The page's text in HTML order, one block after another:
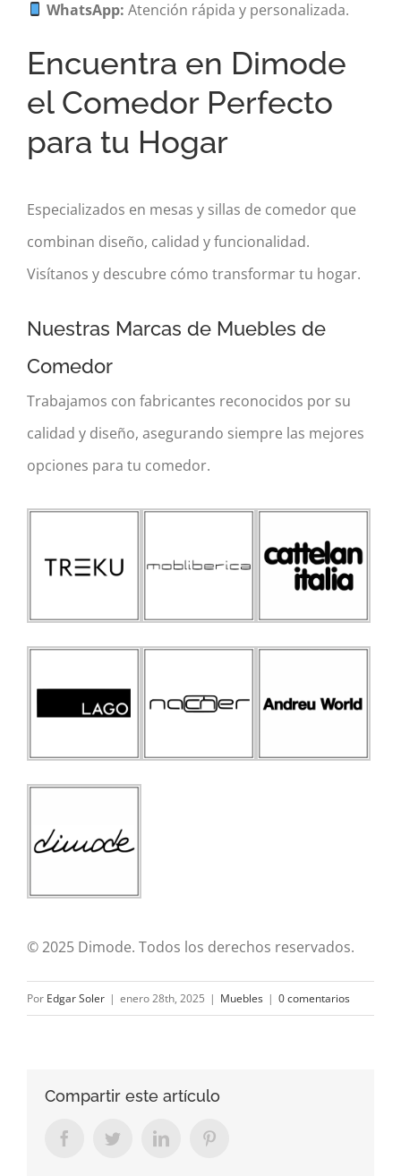
WhatsApp: Atención rápida y personalizada.
Encuentra en Dimode
el Comedor Perfecto
para tu Hogar
Especializados en mesas y sillas de comedor que
combinan diseño, calidad y funcionalidad.
Visítanos y descubre cómo transformar tu hogar.
Nuestras Marcas de Muebles de
Comedor
Trabajamos con fabricantes reconocidos por su
calidad y diseño, asegurando siempre las mejores
opciones para tu comedor.
© 2025 Dimode. Todos los derechos reservados.
Por Edgar Soler | enero 28th, 2025 | Muebles | 0 comentarios
Compartir este artículo
FacebookTwitterLinkedIn